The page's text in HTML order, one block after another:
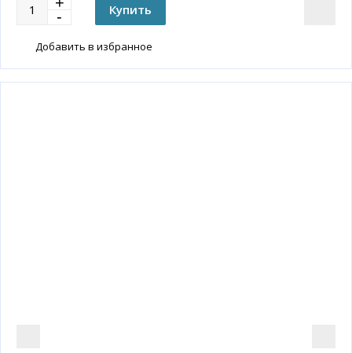
Добавить в избранное